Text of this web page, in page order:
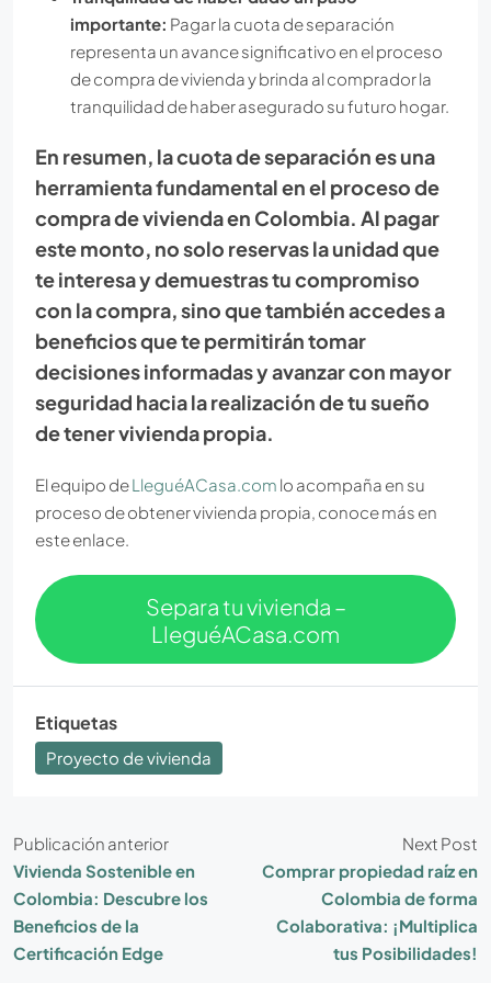
importante: Pagar la cuota de separación
representa un avance significativo en el proceso
de compra de vivienda y brinda al comprador la
tranquilidad de haber asegurado su futuro hogar.
En resumen, la cuota de separación es una
herramienta fundamental en el proceso de
compra de vivienda en Colombia. Al pagar
este monto, no solo reservas la unidad que
te interesa y demuestras tu compromiso
con la compra, sino que también accedes a
beneficios que te permitirán tomar
decisiones informadas y avanzar con mayor
seguridad hacia la realización de tu sueño
de tener vivienda propia.
El equipo deLleguéACasa.com lo acompaña en su
proceso de obtener vivienda propia, conoce más en
este enlace.
Separa tu vivienda –
LleguéACasa.com
Etiquetas
Proyecto de vivienda
Publicación anterior
Vivienda Sostenible en
Colombia: Descubre los
Beneficios de la
Certificación Edge
Next Post
Comprar propiedad raíz en
Colombia de forma
Colaborativa: ¡Multiplica
tus Posibilidades!